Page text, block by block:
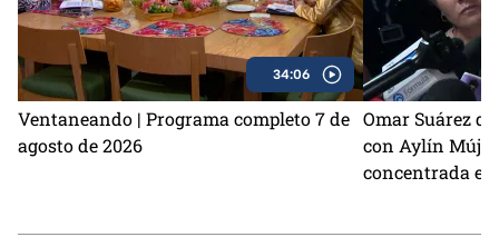
34:06
Ventaneando | Programa completo 7 de
agosto de 2026
Omar Suárez
con Aylín
concentrada en